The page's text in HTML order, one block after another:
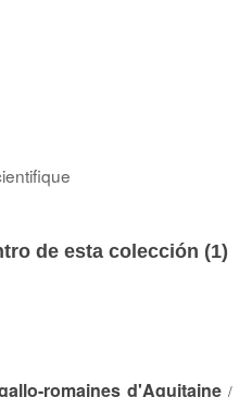
de esta colección (1)
romaines d'Aquitaine/